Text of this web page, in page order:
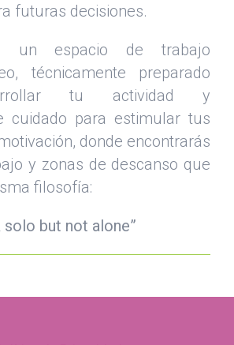
futuras decisiones.
un espacio de trabajo
técnicamente preparado
tu actividad y
cuidado para estimular tus
donde encontrarás
y zonas de descanso que
filosofía:
but not alone”